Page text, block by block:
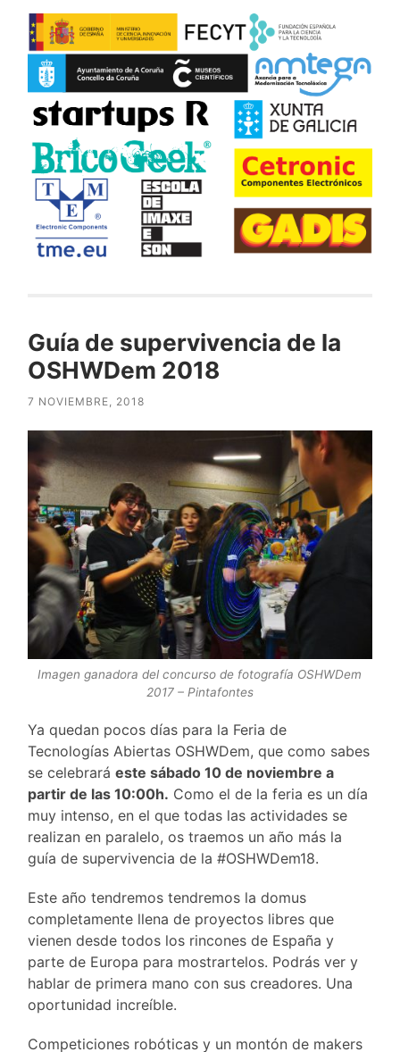
Guía de supervivencia de la
OSHWDem 2018
7 NOVIEMBRE, 2018
Imagen ganadora del concurso de fotografía OSHWDem
2017 – Pintafontes
Ya quedan pocos días para la Feria de
Tecnologías Abiertas OSHWDem, que como sabes
se celebraráeste sábado 10 de noviembre a
partir de las 10:00h. Como el de la feria es un día
muy intenso, en el que todas las actividades se
realizan en paralelo, os traemos un año más la
guía de supervivencia de la #OSHWDem18.
Este año tendremos tendremos la domus
completamente llena de proyectos libres que
vienen desde todos los rincones de España y
parte de Europa para mostrartelos. Podrás ver y
hablar de primera mano con sus creadores. Una
oportunidad increíble.
Competiciones robóticas y un montón de makers